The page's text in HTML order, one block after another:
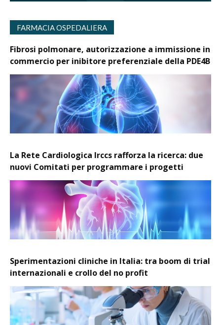
FARMACIA OSPEDALIERA
Fibrosi polmonare, autorizzazione a immissione in
commercio per inibitore preferenziale della PDE4B
La Rete Cardiologica Irccs rafforza la ricerca: due
nuovi Comitati per programmare i progetti
Sperimentazioni cliniche in Italia: tra boom di trial
internazionali e crollo del no profit